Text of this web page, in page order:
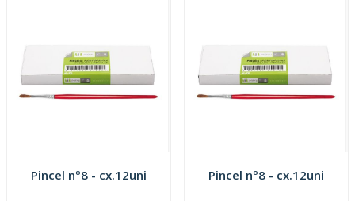
Pincel nº8 - cx.12uni Pincel nº8 - cx.12uni